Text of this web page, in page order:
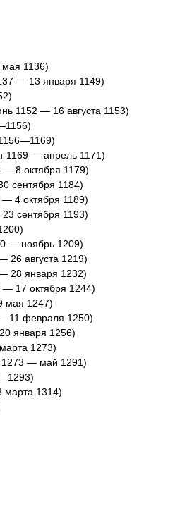
1136)
— 13 января 1149)
1152 — 16 августа 1153)
1169 — апрель 1171)
— 8 октября 1179)
сентября 1184)
— 4 октября 1189)
сентября 1193)
— ноябрь 1209)
26 августа 1219)
28 января 1232)
17 октября 1244)
мая 1247)
11 февраля 1250)
января 1256)
1273)
— май 1291)
1314)